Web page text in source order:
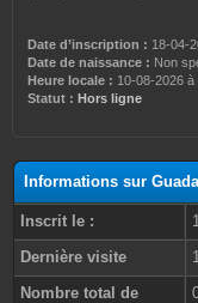
Date d’inscription : 18-04-
Date de naissance : Non
Heure locale : 10-08-2026 à
Statut : Hors ligne
Informations sur
Inscrit le :
Dernière visite
Nombre total de